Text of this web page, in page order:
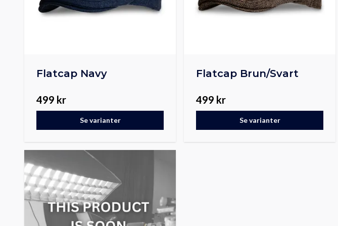
Flatcap Navy
499 kr
Se varianter
Flatcap Brun/Svart
499 kr
Se varianter